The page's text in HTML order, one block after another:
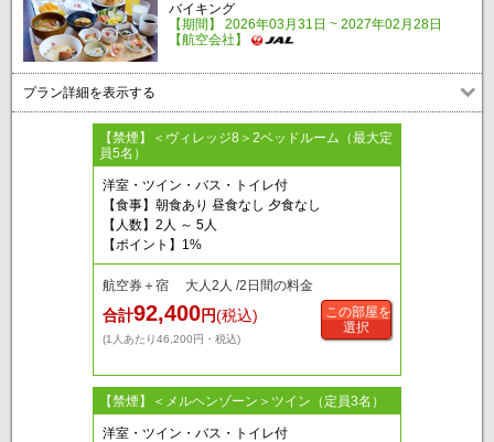
バイキング
【期間】 2026年03月31日 ~ 2027年02月28日
【航空会社】
プラン詳細を表示する
【禁煙】＜ヴィレッジ8＞2ベッドルーム（最大定
員5名）
洋室・ツイン・バス・トイレ付
【食事】朝食あり 昼食なし 夕食なし
【人数】2人 ～ 5人
【ポイント】1%
航空券＋宿 大人2人 /2日間の料金
合計92,400円(税込)
(1人あたり46,200円・税込)
この部屋を
選択
【禁煙】＜メルヘンゾーン＞ツイン（定員3名）
洋室・ツイン・バス・トイレ付